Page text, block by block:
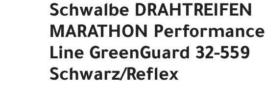
Schwalbe DRAHTREIFEN
MARATHON Performance
Line GreenGuard 32-559
Schwarz/Reflex